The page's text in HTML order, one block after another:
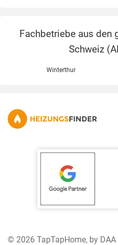
Fachbetriebe aus den
Schweiz (
Winterthur
© 2026 TapTapHome, by DAA